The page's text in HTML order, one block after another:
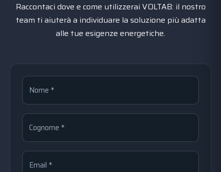
Raccontaci dove e come utilizzerai VOLTAB: il nostro
team ti aiuterà a individuare la soluzione più adatta
alle tue esigenze energetiche.
Nome *
Cognome *
Email *